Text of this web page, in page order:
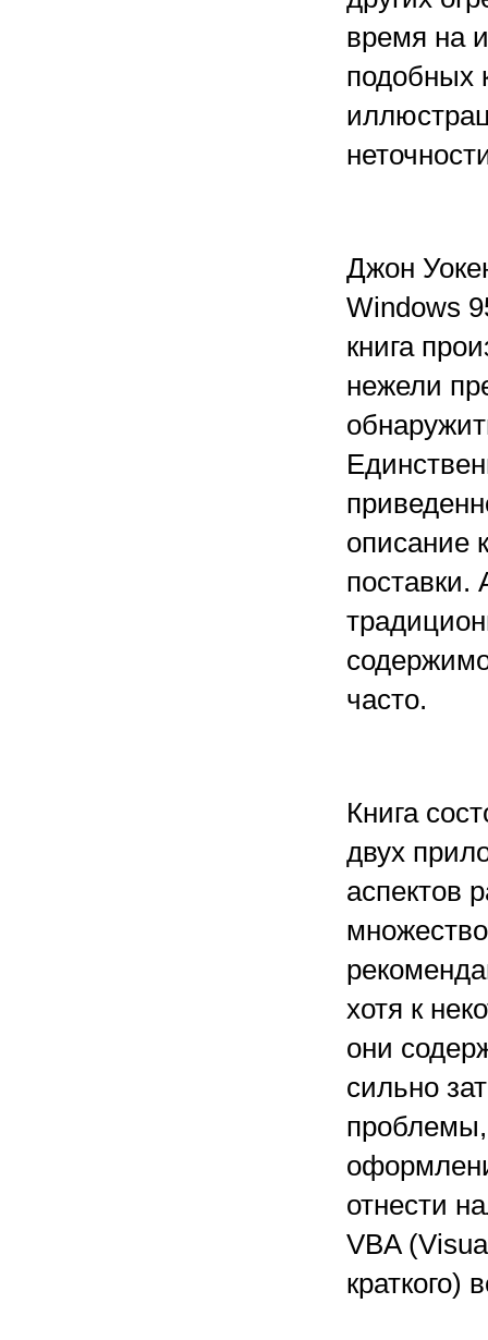
время на
подобных
Джон
Windows
книга
нежели
описание
поставки.
часто.
Книга
двух
аспектов
хотя к
они
сильно
проблемы,
отнести
VBA
краткого)